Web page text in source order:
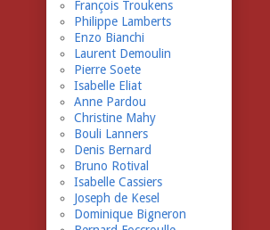
François Troukens
Philippe Lamberts
Enzo Bianchi
Laurent Demoulin
Pierre Soete
Isabelle Eliat
Anne Pardou
Christine Mahy
Bouli Lanners
Denis Bernard
Bruno Rotival
Isabelle Cassiers
Joseph de Kesel
Dominique Bigneron